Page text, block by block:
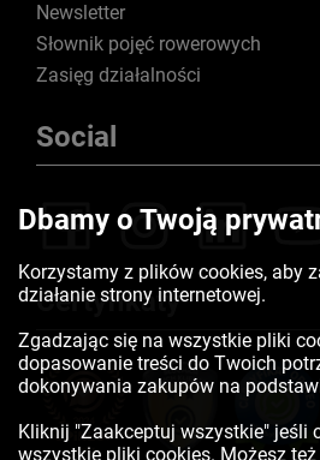
Newsletter
Słownik pojęć rowerowych
Zasięg działalności
Social
Certyfikaty
Dbamy o Twoją
Korzystamy z plików cookies, aby
działanie strony internetowej.
Zgadzając się na wszystkie pliki
dopasowanie treści do Twoich
dokonywania zakupów na
Kliknij "Zaakceptuj wszystkie" jeśli
wszystkie pliki cookies. Możesz